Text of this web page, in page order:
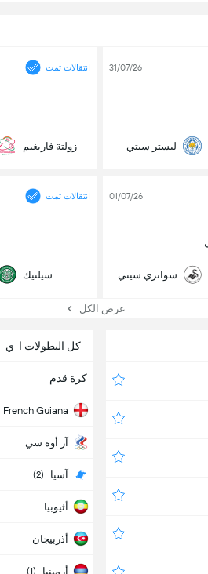
31/07/26
ليستر سيتي
انتقالات تمت
زولتة فاريغيم
01/07/26
سوانزي سيتي
انتقالات تمت
سيلتيك
عرض الكل
كل البطولات ا-ي
كرة قدم
French Guiana
آر أوه سي
آسيا (2)
أثيوبيا
أذربيجان
أرمينيا (1)